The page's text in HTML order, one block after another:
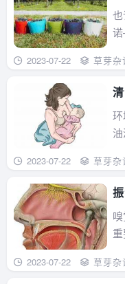
2023-07-22 草芽杂
2023-07-22 草芽杂
2023-07-22 草芽杂